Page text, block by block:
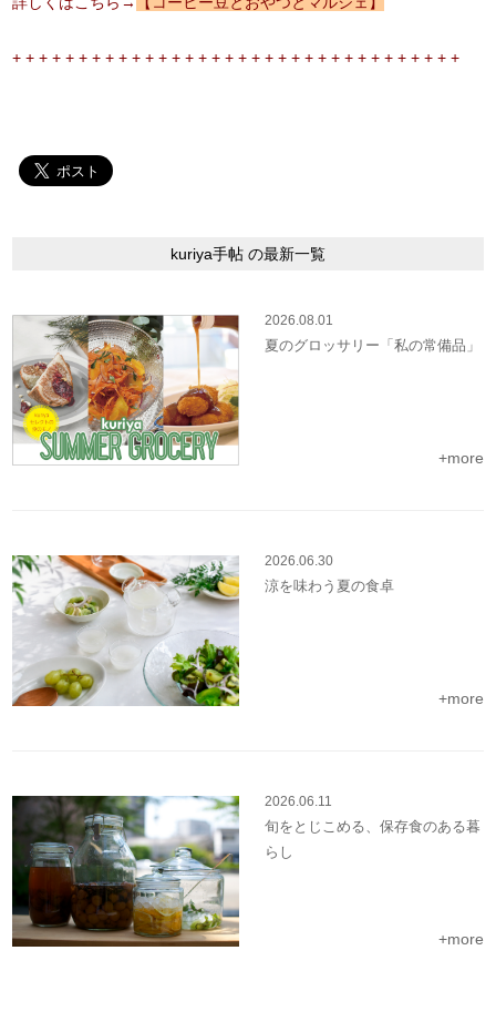
+ + + + + + + + + + + + + + + + + + + + + + + + + + + + + + + + + +
kuriya手帖 の最新一覧
2026.08.01
夏のグロッサリー「私の常備品」
+more
2026.06.30
涼を味わう夏の食卓
+more
2026.06.11
旬をとじこめる、保存食のある暮
らし
+more